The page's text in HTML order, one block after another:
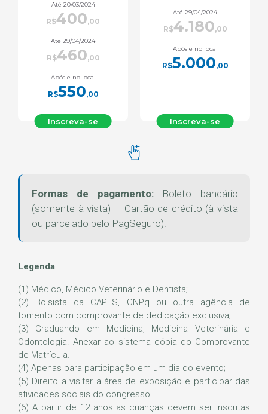
Até 29/04/2024
4.180
Após e no local
5.000
Inscreva-se
Até 29/04/2024
R$1.350,00
Após e no local
R$1.600,00
Inscreva-se
Formas de pagamento: Boleto bancário
(somente à vista) – Cartão de crédito (à vista
ou parcelado pelo PagSeguro).
Legenda
(1) Médico, Médico Veterinário e Dentista;
(2) Bolsista da CAPES, CNPq ou outra agência de
fomento com comprovante de dedicação exclusiva;
(3) Graduando em Medicina, Medicina Veterinária e
Odontologia. Anexar ao sistema cópia do Comprovante
de Matrícula.
(4) Apenas para participação em um dia do evento;
(5) Direito a visitar a área de exposição e participar das
atividades sociais do congresso.
(6) A partir de 12 anos as crianças devem ser inscritas